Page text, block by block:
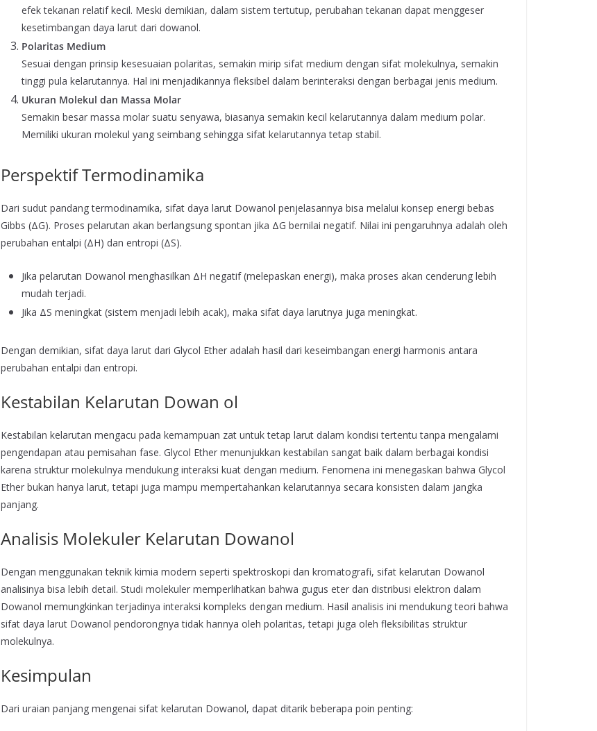
efek tekanan relatif kecil. Meski demikian, dalam sistem tertutup, perubahan tekanan dapat menggeser
kesetimbangan daya larut dari dowanol.
Polaritas Medium
Sesuai dengan prinsip kesesuaian polaritas, semakin mirip sifat medium dengan sifat molekulnya, semakin
tinggi pula kelarutannya. Hal ini menjadikannya fleksibel dalam berinteraksi dengan berbagai jenis medium.
Ukuran Molekul dan Massa Molar
Semakin besar massa molar suatu senyawa, biasanya semakin kecil kelarutannya dalam medium polar.
Memiliki ukuran molekul yang seimbang sehingga sifat kelarutannya tetap stabil.
Perspektif Termodinamika
Dari sudut pandang termodinamika, sifat daya larut Dowanol penjelasannya bisa melalui konsep energi bebas
Gibbs (ΔG). Proses pelarutan akan berlangsung spontan jika ΔG bernilai negatif. Nilai ini pengaruhnya adalah oleh
perubahan entalpi (ΔH) dan entropi (ΔS).
Jika pelarutan Dowanol menghasilkan ΔH negatif (melepaskan energi), maka proses akan cenderung lebih
mudah terjadi.
Jika ΔS meningkat (sistem menjadi lebih acak), maka sifat daya larutnya juga meningkat.
Dengan demikian, sifat daya larut dari Glycol Ether adalah hasil dari keseimbangan energi harmonis antara
perubahan entalpi dan entropi.
Kestabilan Kelarutan Dowan ol
Kestabilan kelarutan mengacu pada kemampuan zat untuk tetap larut dalam kondisi tertentu tanpa mengalami
pengendapan atau pemisahan fase. Glycol Ether menunjukkan kestabilan sangat baik dalam berbagai kondisi
karena struktur molekulnya mendukung interaksi kuat dengan medium. Fenomena ini menegaskan bahwa Glycol
Ether bukan hanya larut, tetapi juga mampu mempertahankan kelarutannya secara konsisten dalam jangka
panjang.
Analisis Molekuler Kelarutan Dowanol
Dengan menggunakan teknik kimia modern seperti spektroskopi dan kromatografi, sifat kelarutan Dowanol
analisinya bisa lebih detail. Studi molekuler memperlihatkan bahwa gugus eter dan distribusi elektron dalam
Dowanol memungkinkan terjadinya interaksi kompleks dengan medium. Hasil analisis ini mendukung teori bahwa
sifat daya larut Dowanol pendorongnya tidak hannya oleh polaritas, tetapi juga oleh fleksibilitas struktur
molekulnya.
Kesimpulan
Dari uraian panjang mengenai sifat kelarutan Dowanol, dapat ditarik beberapa poin penting: